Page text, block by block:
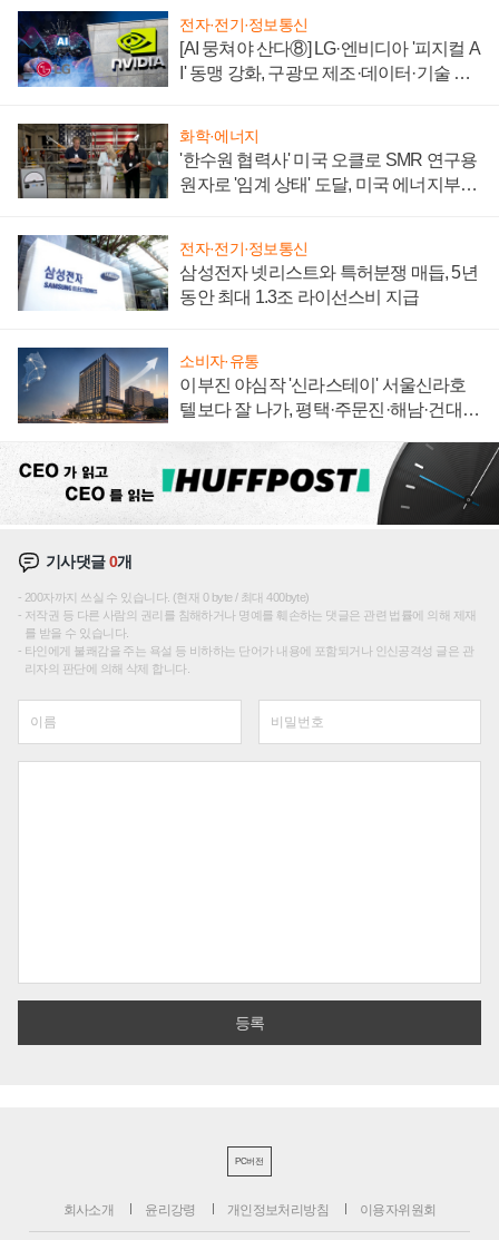
전자·전기·정보통신
[AI 뭉쳐야 산다⑧] LG·엔비디아 '피지컬 A
I' 동맹 강화, 구광모 제조·데이터·기술 결
화학·에너지
'한수원 협력사' 미국 오클로 SMR 연구용
원자로 '임계 상태' 도달, 미국 에너지부
전자·전기·정보통신
삼성전자 넷리스트와 특허분쟁 매듭, 5년
동안 최대 1.3조 라이선스비 지급
소비자·유통
이부진 야심작 '신라스테이' 서울신라호
텔보다 잘 나가, 평택·주문진·해남·건대로
기사댓글0개
200자까지 쓰실 수 있습니다. (현재 0 byte / 최대 400byte)
저작권 등 다른 사람의 권리를 침해하거나 명예를 훼손하는 댓글은 관련 법률에 의해 제재
를 받을 수 있습니다.
타인에게 불쾌감을 주는 욕설 등 비하하는 단어가 내용에 포함되거나 인신공격성 글은 관
리자의 판단에 의해 삭제 합니다.
PC버전
회사소개 윤리강령 개인정보처리방침 이용자위원회